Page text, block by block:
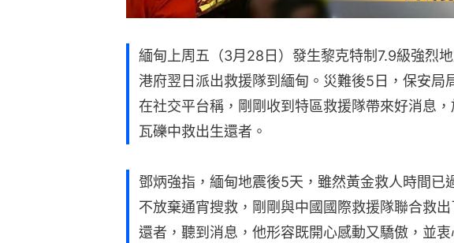
緬甸上周五（3月28日）發生黎克特制7.9級強烈
港府翌日派出救援隊到緬甸。災難後5日，保安局
在社交平台稱，剛剛收到特區救援隊帶來好消息
瓦礫中救出生還者。
鄧炳強指，緬甸地震後5天，雖然黃金救人時間已
不放棄通宵搜救，剛剛與中國國際救援隊聯合救
還者，聽到消息，他形容既開心感動又驕傲，並